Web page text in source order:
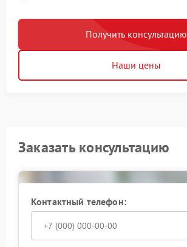
Получить консультацию
Наши цены
Заказать консультацию
Контактный телефон: